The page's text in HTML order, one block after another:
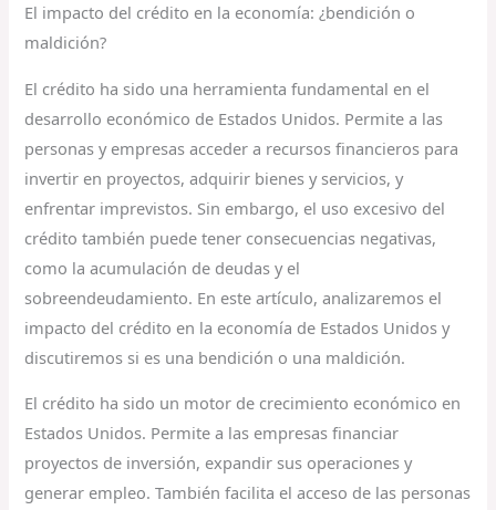
El impacto del crédito en la economía: ¿bendición o
maldición?
El crédito ha sido una herramienta fundamental en el
desarrollo económico de Estados Unidos. Permite a las
personas y empresas acceder a recursos financieros para
invertir en proyectos, adquirir bienes y servicios, y
enfrentar imprevistos. Sin embargo, el uso excesivo del
crédito también puede tener consecuencias negativas,
como la acumulación de deudas y el
sobreendeudamiento. En este artículo, analizaremos el
impacto del crédito en la economía de Estados Unidos y
discutiremos si es una bendición o una maldición.
El crédito ha sido un motor de crecimiento económico en
Estados Unidos. Permite a las empresas financiar
proyectos de inversión, expandir sus operaciones y
generar empleo. También facilita el acceso de las personas